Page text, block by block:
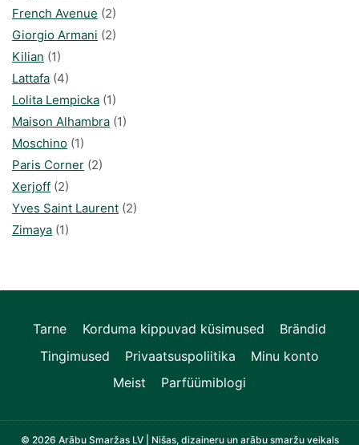
French Avenue (2)
Giorgio Armani (2)
Kilian (1)
Lattafa (4)
Lolita Lempicka (1)
Maison Alhambra (1)
Moschino (1)
Paris Corner (2)
Xerjoff (2)
Yves Saint Laurent (2)
Zimaya (1)
Tarne Korduma kippuvad küsimused
Brändid
Tingimused
Privaatsuspoliitika
Minu konto
Meist
Parfüümiblogi
© 2026 Arābu Smaržas LV | Nišas, dizaineru un arābu smaržu veikals